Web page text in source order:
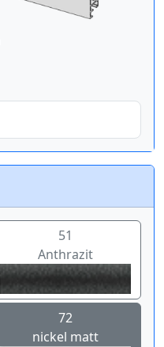
51
Anthrazit
72
nickel matt